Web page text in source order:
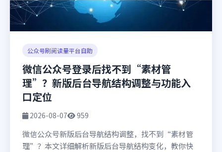
公众号刷阅读量平台自助
微信公众号登录后找不到“素材管
理”？新版后台导航结构调整与功能入
口定位
2026-08-07 959
微信公众号新版后台导航结构调整，找不到“素材管
理”？本文详细解析新版后台导航结构变化，教你快